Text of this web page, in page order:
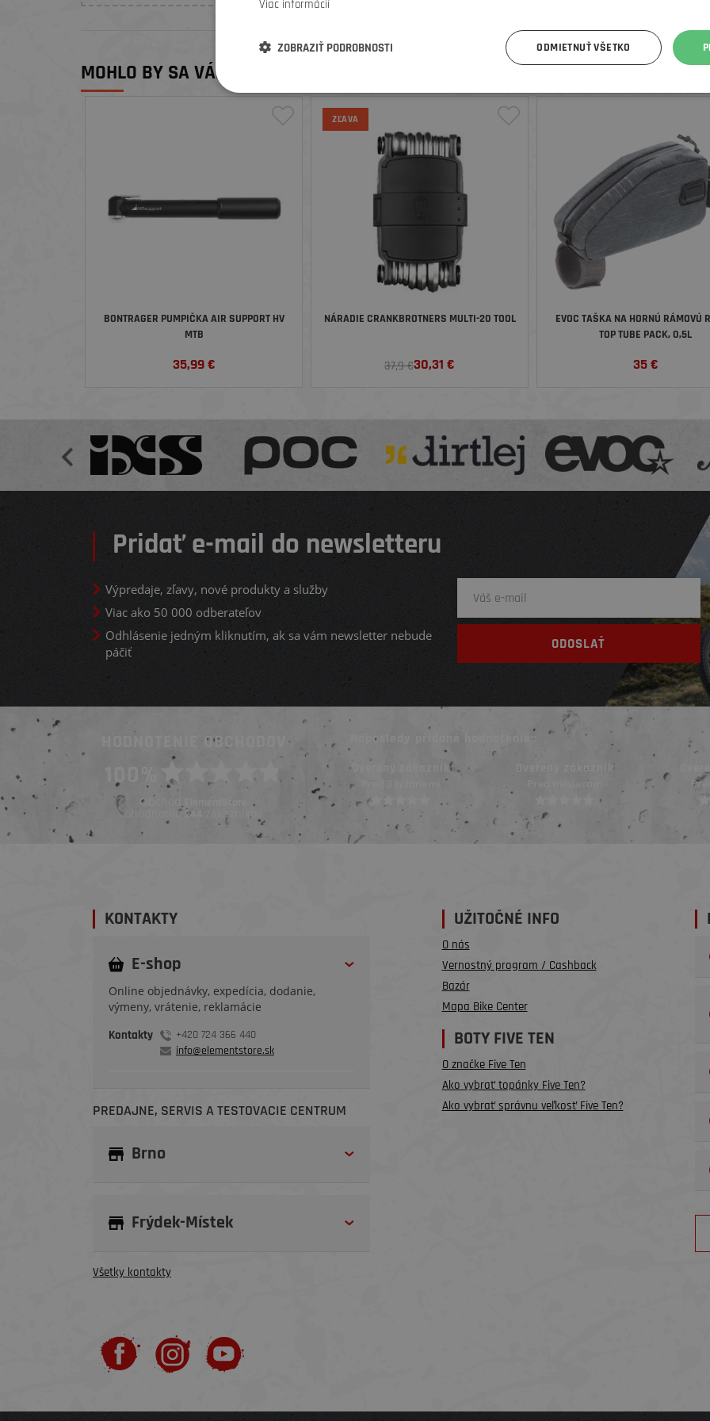
MOHLO BY SA VÁM PÁČIŤ
BONTRAGER PUMPIČKA AIR SUPPORT HV
MTB
35,99€
ZĽAVA
NÁRADIE CRANKBROTNERS MULTI-20 TOOL
37,9 €30,31 €
EVOC TAŠKA NA HORNÚ RÁMOVÚ
TOP TUBE PACK, 0,5L
35€
Pridať e-mail do newsletteru
Výpredaje, zľavy, nové produkty a služby
Viac ako 50 000 odberateľov
Odhlásenie jedným kliknutím, ak sa vám newsletter nebude
páčiť
HODNOTENIE OBCHODOV
100%
Obchod ElementStore
ohodnotilo 244 zákazníkov
Naposledy pridané hodnotenie::
Pred 4 dňami Pred 3 týždňami
Overený zákazník Overený zákazník
Pred mesiacom
KONTAKTY
E-shop
Online objednávky, expedícia, dodanie,
výmeny, vrátenie, reklamácie
Kontakty
+420 724 366 440
info@elementstore.sk
PREDAJNE, SERVIS A TESTOVACIE CENTRUM
Brno
Frýdek-Místek
Všetky kontakty
UŽITOČNÉ INFO
O nás
Vernostný program / Cashback
Bazár
Mapa Bike Center
BOTY FIVE TEN
O značke Five Ten
Ako vybrať topánky Five Ten?
Ako vybrať správnu veľkosť Five Ten?
Viac informácií
ODMIETNUŤ VŠETKO
ZOBRAZIŤ PODROBNOSTI